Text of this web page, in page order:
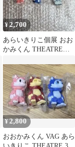
¥2,700
あらいきりこ個展 おお
かみくん THEATRE
¥2,800
おおかみくん VAG あら